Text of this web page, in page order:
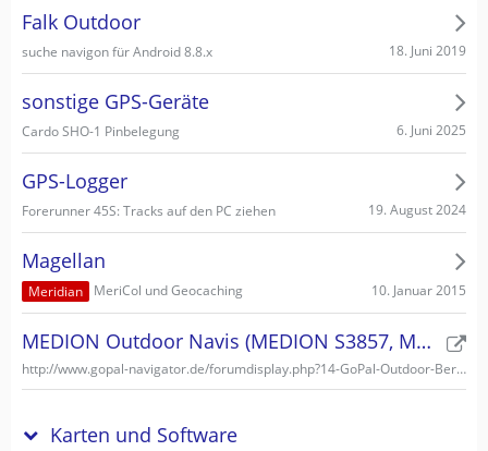
Falk Outdoor
suche navigon für Android 8.8.x 18. Juni 2019
sonstige GPS-Geräte
Cardo SHO-1 Pinbelegung 6. Juni 2025
GPS-Logger
Forerunner 45S: Tracks auf den PC ziehen 19. August 2024
Magellan
Meridian MeriCol und Geocaching 10. Januar 2015
MEDION Outdoor Navis (MEDION S3857, MEDION S3747)
http://www.gopal-navigator.de/forumdisplay.php?14-GoPal-Outdoor-Bereich
Karten und Software